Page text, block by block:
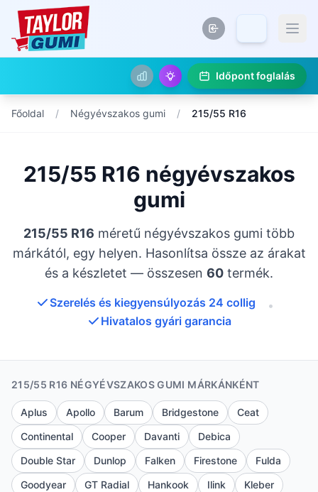
Időpont foglalás
Főoldal / Négyévszakos gumi / 215/55 R16
215/55 R16 négyévszakos
gumi
215/55 R16 méretű négyévszakos gumi több
márkától, egy helyen. Hasonlítsa össze az árakat
és a készletet — összesen 60 termék.
Szerelés és kiegyensúlyozás 24 collig
•
Hivatalos gyári garancia
215/55 R16 NÉGYÉVSZAKOS GUMI MÁRKÁNKÉNT
Aplus Apollo Barum Bridgestone
Ceat
Continental
Cooper Davanti
Debica
Double Star
Dunlop Falken Firestone
Fulda
Goodyear
GT Radial Hankook Ilink
Kleber